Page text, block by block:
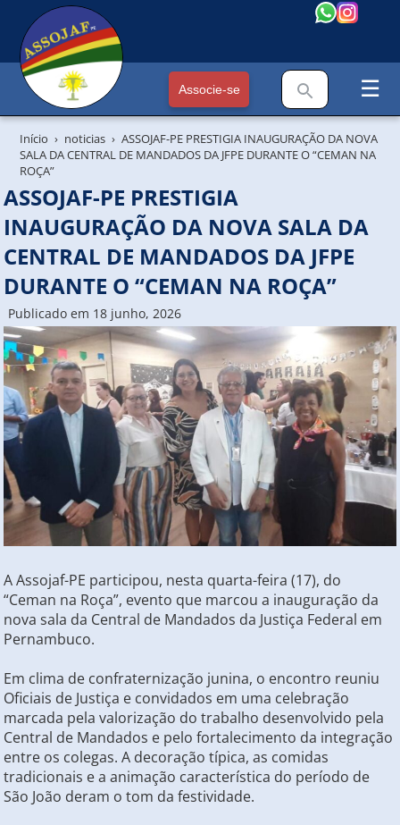
Associe-se ☰
Início noticias
ASSOJAF-PE PRESTIGIA INAUGURAÇÃO DA NOVA
SALA DA CENTRAL DE MANDADOS DA JFPE DURANTE O “CEMAN NA
ROÇA”
ASSOJAF-PE PRESTIGIA
INAUGURAÇÃO DA NOVA SALA DA
CENTRAL DE MANDADOS DA JFPE
DURANTE O “CEMAN NA ROÇA”
Publicado em 18 junho, 2026
A Assojaf-PE participou, nesta quarta-feira (17), do
“Ceman na Roça”, evento que marcou a inauguração da
nova sala da Central de Mandados da Justiça Federal em
Pernambuco.
Em clima de confraternização junina, o encontro reuniu
Oficiais de Justiça e convidados em uma celebração
marcada pela valorização do trabalho desenvolvido pela
Central de Mandados e pelo fortalecimento da integração
entre os colegas. A decoração típica, as comidas
tradicionais e a animação característica do período de
São João deram o tom da festividade.